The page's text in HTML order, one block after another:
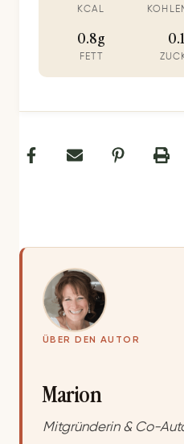
KCAL
0.8g
FETT
ÜBER DEN AUTOR
Marion
Mitgründerin & Co-